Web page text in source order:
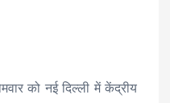
को नई दिल्ली में केंद्रीय